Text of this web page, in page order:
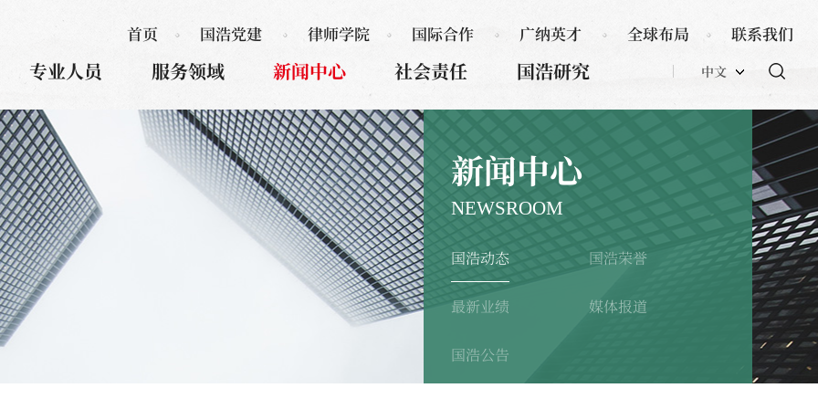
专业人员 服务领域 新闻中心 社会责任 国浩研究 中文
首页 国浩党建 律师学院 国际合作 广纳英才 全球布局 联系我们
新闻中心
NEWSROOM
国浩动态 国浩荣誉
最新业绩 媒体报道
国浩公告